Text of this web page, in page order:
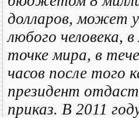
долларов, может
любого человека,
точке мира, в
часов после того
президент отдаст
приказ. В 2011